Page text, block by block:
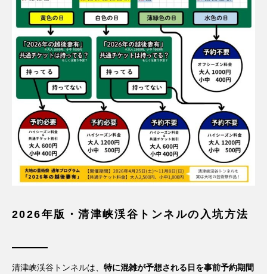
2026年版・清津峡渓谷トンネルの入坑方法
清津峡渓谷トンネルは、 特に混雑が予想される日を事前予約期間